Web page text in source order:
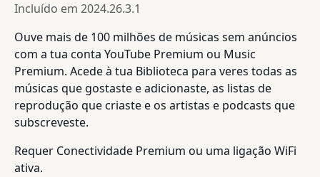
Incluído em 2024.26.3.1
Ouve mais de 100 milhões de músicas sem anúncios
com a tua conta YouTube Premium ou Music
Premium. Acede à tua Biblioteca para veres todas as
músicas que gostaste e adicionaste, as listas de
reprodução que criaste e os artistas e podcasts que
subscreveste.
Requer Conectividade Premium ou uma ligação WiFi
ativa.